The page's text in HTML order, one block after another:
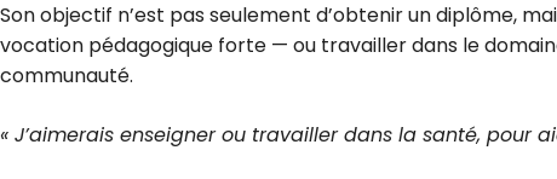
Son objectif n’est pas seulement d’obtenir un diplôme,
vocation pédagogique forte — ou travailler dans le
communauté.
« J’aimerais enseigner ou travailler dans la santé, pour